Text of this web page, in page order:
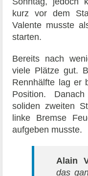
kurz vor dem
Valente musste
starten.
Bereits nach
viele Plätze gut.
Rennhälfte lag er
Position.
soliden zweiten
linke Bremse
aufgeben musste.
Alain
das